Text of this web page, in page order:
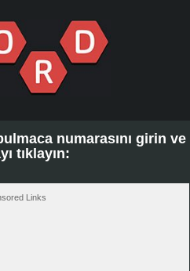
numarasını girin ve
tıklayın:
Links